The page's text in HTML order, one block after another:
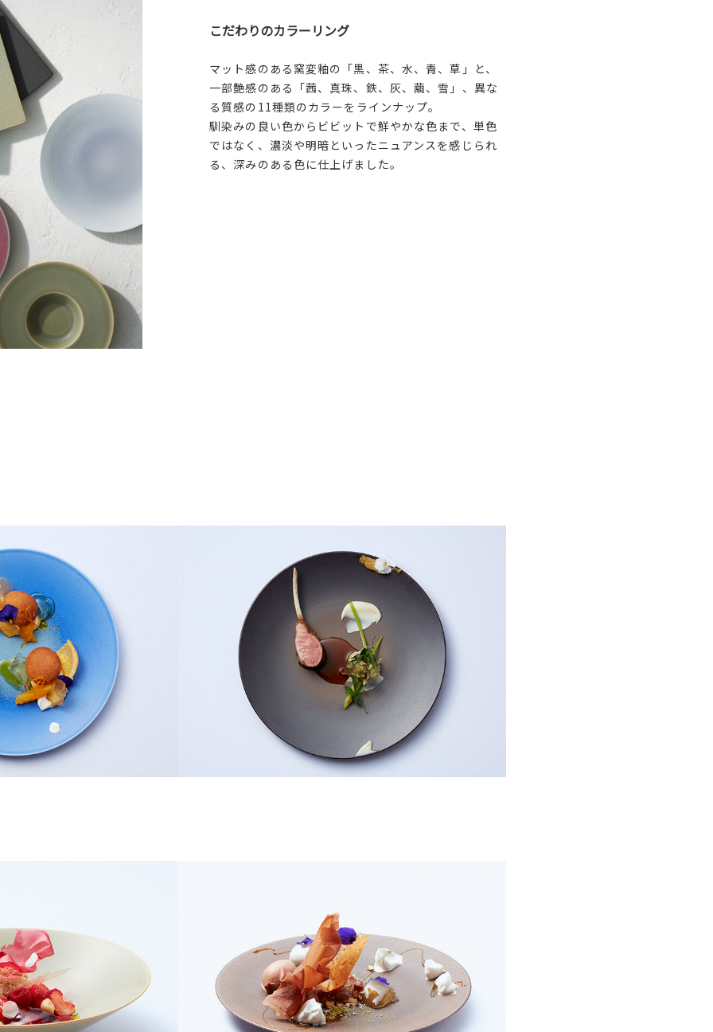
こだわりのカラーリング
マット感のある窯変釉の「黒、茶、水、青、草」と、
一部艶感のある「茜、真珠、鉄、灰、繭、雪」、異な
る質感の11種類のカラーをラインナップ。
馴染みの良い色からビビットで鮮やかな色まで、単色
ではなく、濃淡や明暗といったニュアンスを感じられ
る、深みのある色に仕上げました。